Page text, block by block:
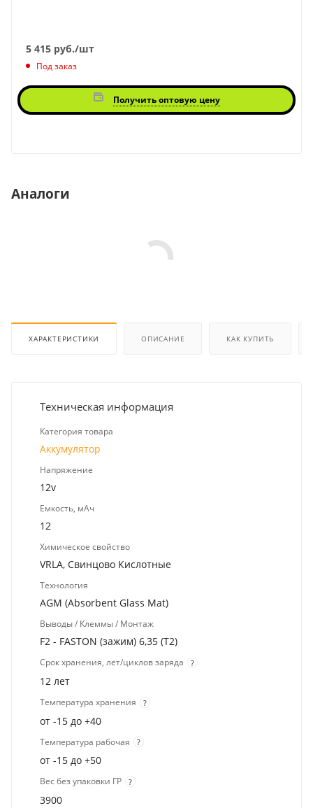
5 415 руб./шт
Под заказ
Получить оптовую цену
Аналоги
ХАРАКТЕРИСТИКИ ОПИСАНИЕ КАК КУПИТЬ
Техническая информация
Категория товара
Аккумулятор
Напряжение
12v
Емкость, мАч
12
Химическое свойство
VRLA, Свинцово Кислотные
Технология
AGM (Absorbent Glass Mat)
Выводы / Клеммы / Монтаж
F2 - FASTON (зажим) 6,35 (T2)
Срок хранения, лет/циклов заряда ?
12 лет
Температура хранения ?
от -15 до +40
Температура рабочая ?
от -15 до +50
Вес без упаковки ГР ?
3900